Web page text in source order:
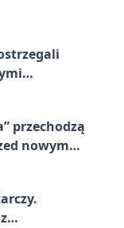
przechodzą
nowym